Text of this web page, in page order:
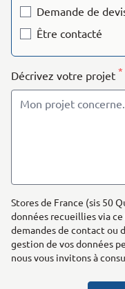
Demande de
Être contacté
Décrivez votre projet *
Stores de France (sis 50
données recueillies via
demandes de contact ou
gestion de vos données
nous vous invitons à